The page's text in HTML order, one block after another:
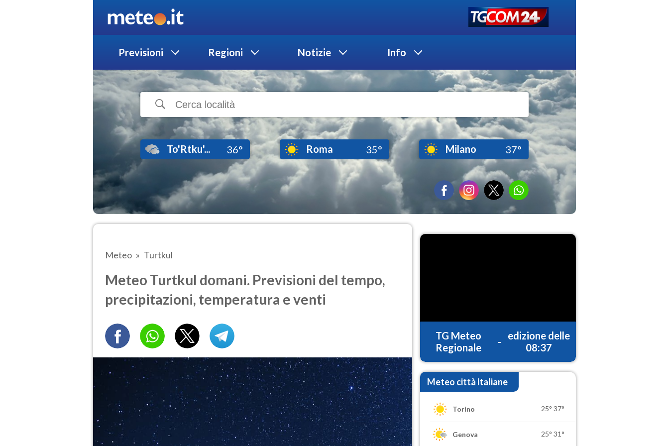
Previsioni Regioni Notizie Info
To'Rtku'... 36° Roma 35° Milano 37°
Meteo Turtkul
Meteo Turtkul domani. Previsioni del tempo,
precipitazioni, temperatura e venti
TG Meteo
Regionale
-
edizione delle
08:37
Meteo città italiane
Torino 25° 37°
Genova 25° 31°